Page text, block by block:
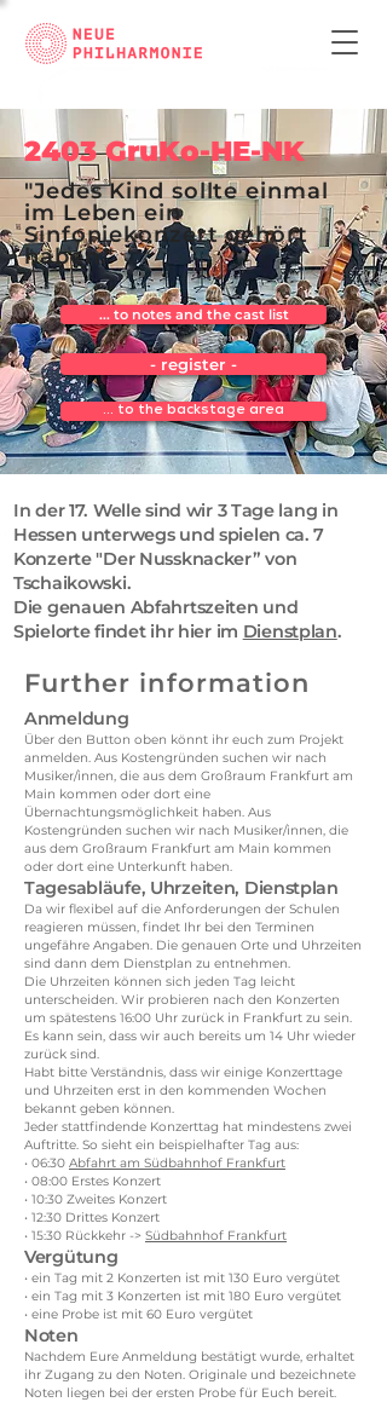
2403 GruKo-HE-NK
"Jedes Kind sollte einmal
im Leben ein
Sinfoniekonzert gehört
haben."
... to notes and the cast list
- register -
... to the backstage area
In der 17. Welle sind wir 3 Tage lang in
Hessen unterwegs und spielen ca. 7
Konzerte "Der Nussknacker” von
Tschaikowski.
Die genauen Abfahrtszeiten und
Spielorte findet ihr hier im Dienstplan.
Further information
Anmeldung
Über den Button oben könnt ihr euch zum Projekt
anmelden. Aus Kostengründen suchen wir nach
Musiker/innen, die aus dem Großraum Frankfurt am
Main kommen oder dort eine
Übernachtungsmöglichkeit haben. Aus
Kostengründen suchen wir nach Musiker/innen, die
aus dem Großraum Frankfurt am Main kommen
oder dort eine Unterkunft haben.
Tagesabläufe, Uhrzeiten, Dienstplan
Da wir flexibel auf die Anforderungen der Schulen
reagieren müssen, findet Ihr bei den Terminen
ungefähre Angaben. Die genauen Orte und Uhrzeiten
sind dann dem Dienstplan zu entnehmen.
Die Uhrzeiten können sich jeden Tag leicht
unterscheiden. Wir probieren nach den Konzerten
um spätestens 16:00 Uhr zurück in Frankfurt zu sein.
Es kann sein, dass wir auch bereits um 14 Uhr wieder
zurück sind.
Habt bitte Verständnis, dass wir einige Konzerttage
und Uhrzeiten erst in den kommenden Wochen
bekannt geben können.
Jeder stattfindende Konzerttag hat mindestens zwei
Auftritte. So sieht ein beispielhafter Tag aus:
• 06:30 Abfahrt am Südbahnhof Frankfurt
• 08:00 Erstes Konzert
• 10:30 Zweites Konzert
• 12:30 Drittes Konzert
• 15:30 Rückkehr -> Südbahnhof Frankfurt
Vergütung
• ein Tag mit 2 Konzerten ist mit 130 Euro vergütet
• ein Tag mit 3 Konzerten ist mit 180 Euro vergütet
• eine Probe ist mit 60 Euro vergütet
Noten
Nachdem Eure Anmeldung bestätigt wurde, erhaltet
ihr Zugang zu den Noten. Originale und bezeichnete
Noten liegen bei der ersten Probe für Euch bereit.